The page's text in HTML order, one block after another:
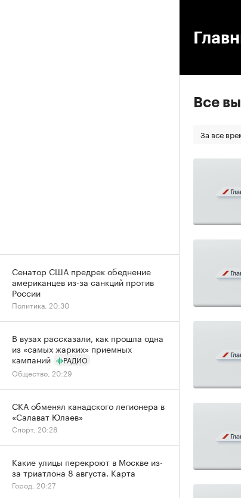
Все
За все
Сенатор США предрек обеднение
американцев из-за санкций против
России
Политика, 20:30
В вузах рассказали, как прошла одна
из «самых жарких» приемных
кампаний
РАДИО
Общество, 20:29
СКА обменял канадского легионера в
«Салават Юлаев»
Спорт, 20:28
Какие улицы перекроют в Москве из-
за триатлона 8 августа. Карта
Город, 20:27